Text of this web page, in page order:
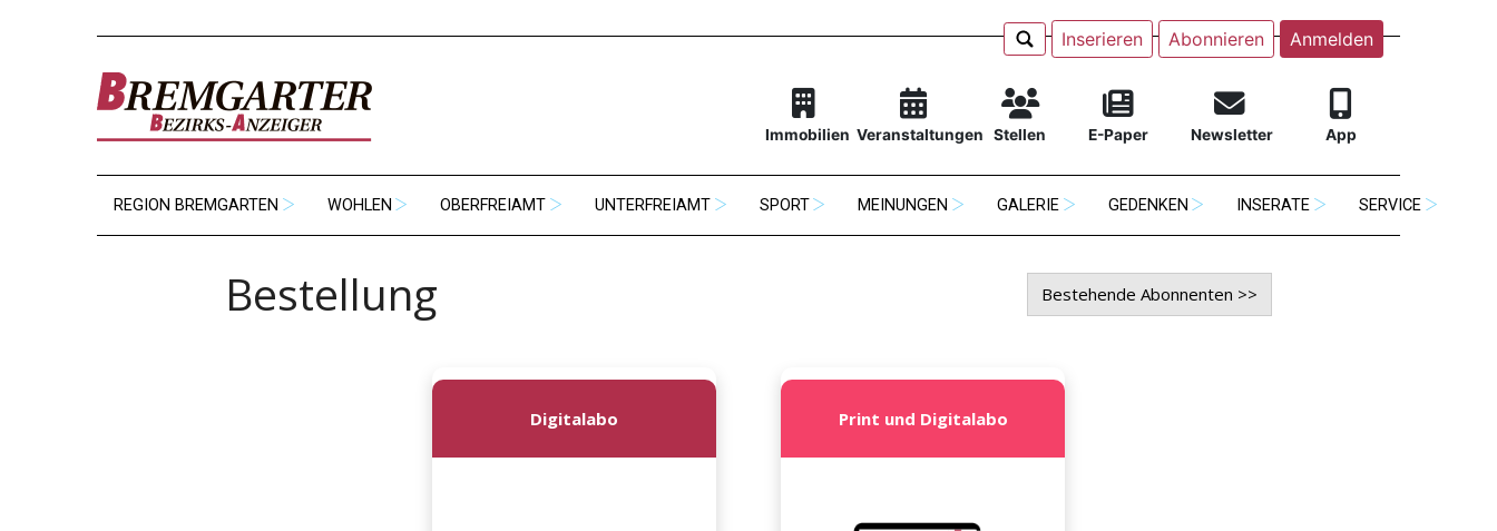
Inserieren Abonnieren Anmelden
Immobilien Veranstaltungen Stellen E-Paper Newsletter App
REGION BREMGARTEN WOHLEN OBERFREIAMT UNTERFREIAMT SPORT MEINUNGEN GALERIE GEDENKEN INSERATE SERVICE